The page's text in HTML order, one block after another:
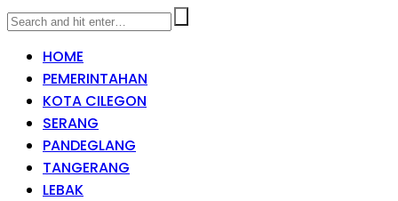
HOME
PEMERINTAHAN
KOTA CILEGON
SERANG
PANDEGLANG
TANGERANG
LEBAK